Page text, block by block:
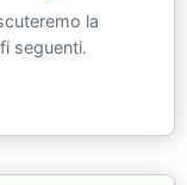
la
seguenti.